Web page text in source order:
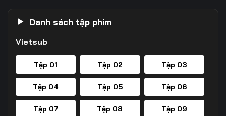
Danh sách tập phim
Vietsub
Tập 01 Tập 02 Tập 03
Tập 04 Tập 05 Tập 06
Tập 07 Tập 08 Tập 09